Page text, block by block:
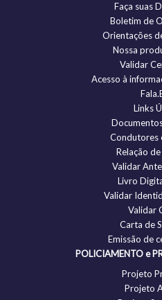
Faça suas
Boletim de
Orientações
Nossa
Validar
Acesso à
Links
Condutores
Relação
Validar
Livro
Validar
Validar
Carta de
Emissão de
POLICIAMENTO e
Projeto
Projeto